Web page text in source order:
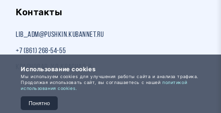
Контакты
lib_adm@pushkin.kubannet.ru
+7 (861) 268-54-55
Краснодар, ул. Красная, 8
Использование cookies
Мы используем cookies для улучшения работы сайта и анализа трафика.
Продолжая использовать сайт, вы соглашаетесь с нашейполитикой
использования cookies.
Понятно